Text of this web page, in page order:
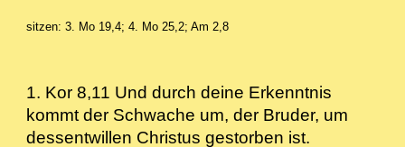
sitzen: 3. Mo 19,4; 4. Mo 25,2; Am 2,8
1. Kor 8,11 Und durch deine Erkenntnis
kommt der Schwache um, der Bruder, um
dessentwillen Christus gestorben ist.